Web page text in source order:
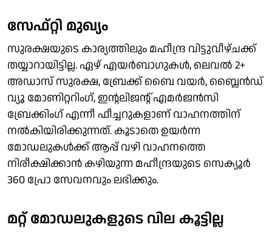
സേഫ്റ്റി മുഖ്യം
സുരക്ഷയുടെ കാര്യത്തിലും മഹീന്ദ്ര വിട്ടുവീഴ്ചക്ക്
തയ്യാറായിട്ടില്ല. ഏഴ് എയര്‍ബാഗുകള്‍, ലെവല്‍ 2+
അഡാസ് സുരക്ഷ, ബ്രേക്ക് ബൈ വയര്‍, ബ്ലൈന്‍ഡ്
വ്യൂ മോണിറ്ററിംഗ്, ഇന്റലിജന്റ് എമര്‍ജന്‍സി
ബ്രേക്കിംഗ് എന്നീ ഫീച്ചറുകളാണ് വാഹനത്തിന്
നല്‍കിയിരിക്കുന്നത്. കൂടാതെ ഉയര്‍ന്ന
മോഡലുകള്‍ക്ക് ആപ്പ് വഴി വാഹനത്തെ
നിരീക്ഷിക്കാന്‍ കഴിയുന്ന മഹീന്ദ്രയുടെ സെക്യൂര്‍
360 പ്രോ സേവനവും ലഭിക്കും.
മറ്റ് മോഡലുകളുടെ വില കൂട്ടില്ല